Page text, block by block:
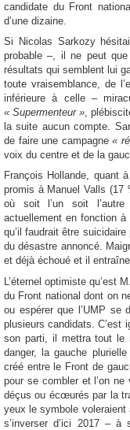
candidate du Front
d’une dizaine.
Si Nicolas Sarkozy
probable –, il ne peut
résultats qui semblent lui
toute vraisemblance, de
inférieure à celle –
« Supermenteur »,
la suite aucun compte.
de faire une campagne«
voix du centre et de la
François Hollande, quant
promis à Manuel Valls (17
où soit l’un soit
actuellement en fonction
qu’il faudrait être
du désastre annoncé.
et déjà échoué et il
L’éternel optimiste qu’est
du Front national dont on
ou espérer que l’UMP se
plusieurs candidats. C’est
son parti, il mettra tout le
danger, la gauche
créé entre le Front de
pour se combler et l’on
déçus ou écœurés par la
yeux le symbole voleraient
s’inverser d’ici 2017 – à